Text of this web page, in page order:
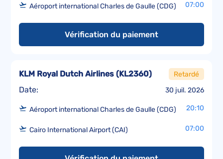
Aéroport international Charles de Gaulle (CDG) 07:00
Vérification du paiement
Date: 30 juil. 2026
KLM Royal Dutch Airlines (KL2360) Retardé
Aéroport international Charles de Gaulle (CDG) 20:10
Cairo International Airport (CAI) 07:00